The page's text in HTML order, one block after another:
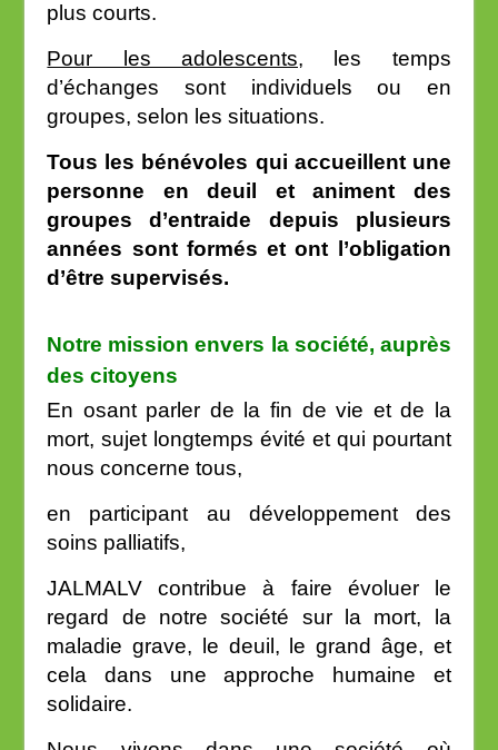
plus courts.
Pour les adolescents, les temps
d’échanges sont individuels ou en
groupes, selon les situations.
Tous les bénévoles qui accueillent une
personne en deuil et animent des
groupes d’entraide depuis plusieurs
années sont formés et ont l’obligation
d’être supervisés.
Notre mission envers la société, auprès
des citoyens
En osant parler de la fin de vie et de la
mort, sujet longtemps évité et qui pourtant
nous concerne tous,
en participant au développement des
soins palliatifs,
JALMALV contribue à faire évoluer le
regard de notre société sur la mort, la
maladie grave, le deuil, le grand âge, et
cela dans une approche humaine et
solidaire.